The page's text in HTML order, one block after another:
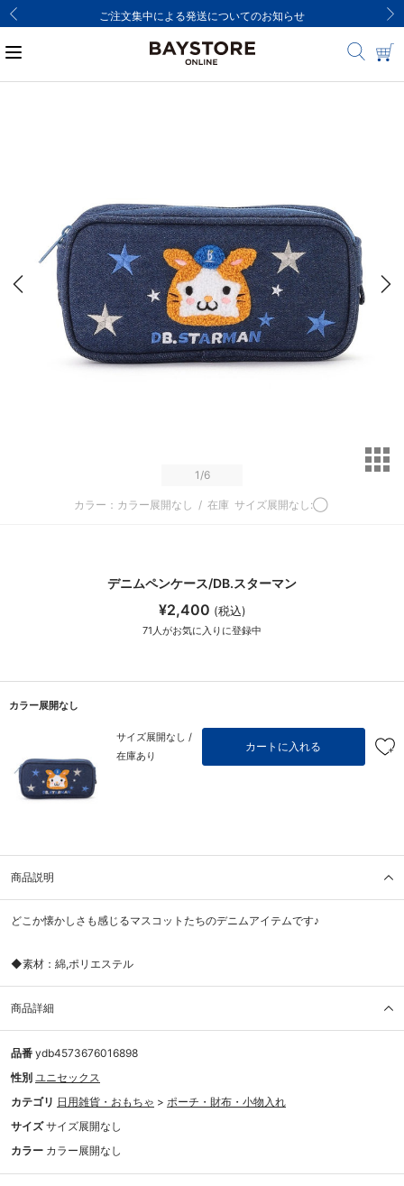
ご注文集中による発送についてのお知らせ
1/6
カラー：カラー展開なし / 在庫 サイズ展開なし:◯
デニムペンケース/DB.スターマン
¥2,400 (税込)
71 人がお気に入りに登録中
カラー展開なし
サイズ展開なし /
在庫あり
カートに入れる
商品説明
どこか懐かしさも感じるマスコットたちのデニムアイテムです♪
◆素材：綿,ポリエステル
商品詳細
品番 ydb4573676016898
性別 ユニセックス
カテゴリ 日用雑貨・おもちゃ > ポーチ・財布・小物入れ
サイズ サイズ展開なし
カラー カラー展開なし